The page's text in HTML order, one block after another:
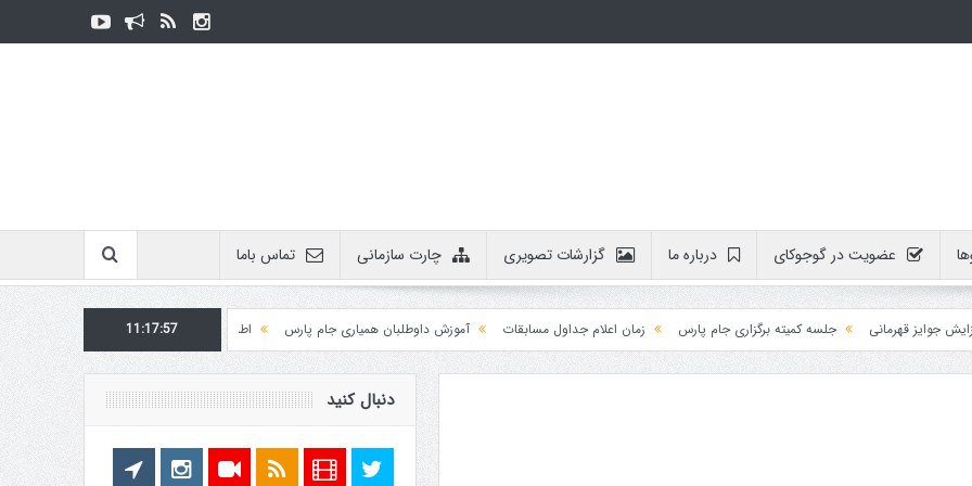
عضویت در گوجوکای درباره ما گزارشات تصویری چارت سازمانی تماس باما
قهرمانی جلسه کمیته برگزاری جام پارس زمان اعلام جداول مسابقات آموزش داوطلبان همیاری جام پارس
اطلاعیه روابط عمومی در مورد برگزاری مسابقات
11:17:57
دنبال کنید